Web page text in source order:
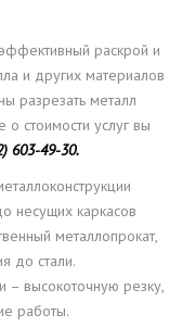
раскрой и
и других материалов
разрезать металл
стоимости услуг вы
603-49-30.
несущих каркасов
металлопрокат,
до стали.
– высокоточную резку,
работы.